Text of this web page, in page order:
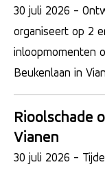
30 juli 2026 -
organiseert op 2
inloopmomenten
Beukenlaan in
Rioolschade
Vianen
30 juli 2026 -